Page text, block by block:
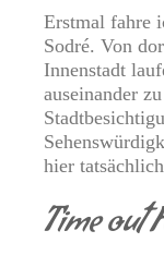
Erstmal fahre
Sodré. Von
Innenstadt
auseinander
hier
Time out